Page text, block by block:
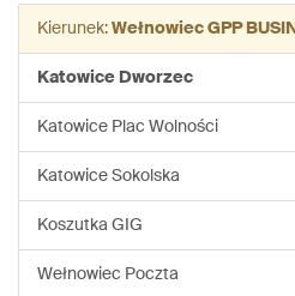
Kierunek: Wełnowiec GPP
Katowice Dworzec
Katowice Plac Wolności
Katowice Sokolska
Koszutka GIG
Wełnowiec Poczta